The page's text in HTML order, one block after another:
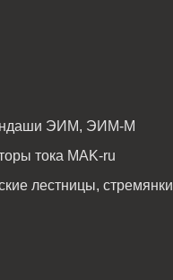
ЭИМ, ЭИМ-М
тока MAK-ru
лестницы, стремянки